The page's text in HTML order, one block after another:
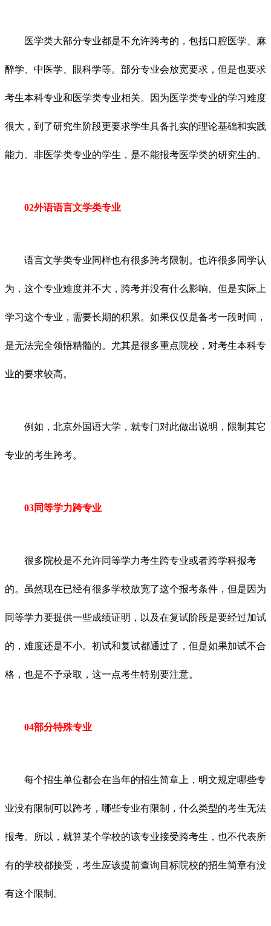
医学类大部分专业都是不允许跨考的，包括口腔医学、麻
醉学、中医学、眼科学等。部分专业会放宽要求，但是也要求
考生本科专业和医学类专业相关。因为医学类专业的学习难度
很大，到了研究生阶段更要求学生具备扎实的理论基础和实践
能力。非医学类专业的学生，是不能报考医学类的研究生的。
02外语语言文学类专业
语言文学类专业同样也有很多跨考限制。也许很多同学认
为，这个专业难度并不大，跨考并没有什么影响。但是实际上
学习这个专业，需要长期的积累。如果仅仅是备考一段时间，
是无法完全领悟精髓的。尤其是很多重点院校，对考生本科专
业的要求较高。
例如，北京外国语大学，就专门对此做出说明，限制其它
专业的考生跨考。
03同等学力跨专业
很多院校是不允许同等学力考生跨专业或者跨学科报考
的。虽然现在已经有很多学校放宽了这个报考条件，但是因为
同等学力要提供一些成绩证明，以及在复试阶段是要经过加试
的，难度还是不小。初试和复试都通过了，但是如果加试不合
格，也是不予录取，这一点考生特别要注意。
04部分特殊专业
每个招生单位都会在当年的招生简章上，明文规定哪些专
业没有限制可以跨考，哪些专业有限制，什么类型的考生无法
报考。所以，就算某个学校的该专业接受跨考生，也不代表所
有的学校都接受，考生应该提前查询目标院校的招生简章有没
有这个限制。